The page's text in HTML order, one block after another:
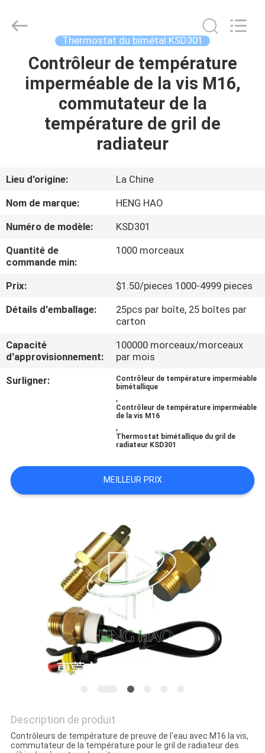
APERÇU
PRODUITS
A
DE
NOUS
VISITE
D'USINE
CONTRÔLE
DE
NOUVELLES
Hao
Electric
Thermostat du bimétal KSD301
Contrôleur de température
imperméable de la vis M16,
commutateur de la
température de gril de
radiateur
Lieu d'origine:
La Chine
Nom de marque:
HENG HAO
Numéro de modèle:
KSD301
Quantité de
commande min:
1000 morceaux
Prix:
$1.50/pieces 1000-4999 pieces
Détails d'emballage:
25pcs par boîte, 25 boîtes par
carton
Capacité
d'approvisionnement:
100000 morceaux/morceaux
par mois
Surligner:
Contrôleur de température imperméable
bimétallique
,
Contrôleur de température imperméable
de la vis M16
,
Thermostat bimétallique du gril de
radiateur KSD301
MEILLEUR PRIX
Description de produit
Contrôleurs de température de preuve de l'eau avec M16 la vis,
commutateur de la température pour le gril de radiateur des